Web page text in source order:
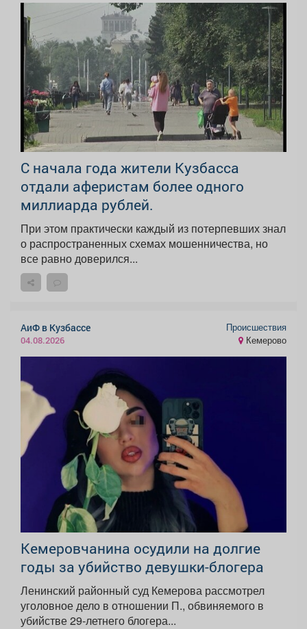
С начала года жители Кузбасса
отдали аферистам более одного
миллиарда рублей.
При этом практически каждый из потерпевших знал
о распространенных схемах мошенничества, но
все равно доверился...
АиФ в Кузбассе
04.08.2026
Происшествия
Кемерово
Кемеровчанина осудили на долгие
годы за убийство девушки-блогера
Ленинский районный суд Кемерова рассмотрел
уголовное дело в отношении П., обвиняемого в
убийстве 29-летнего блогера...